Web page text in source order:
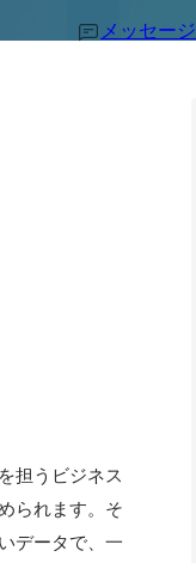
メッセージ
担うビジネス
られます。そ
データで、一